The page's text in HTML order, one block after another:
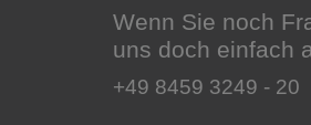
Wenn Sie noch
uns doch einfach
+49 8459 3249 - 20